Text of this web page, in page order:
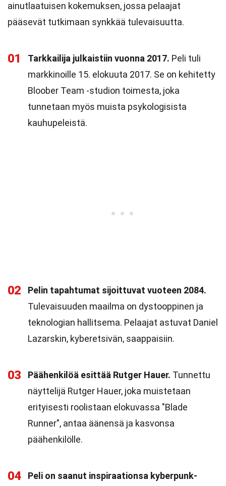
ainutlaatuisen kokemuksen, jossa pelaajat
pääsevät tutkimaan synkkää tulevaisuutta.
01 Tarkkailija julkaistiin vuonna 2017. Peli tuli
markkinoille 15. elokuuta 2017. Se on kehitetty
Bloober Team -studion toimesta, joka
tunnetaan myös muista psykologisista
kauhupeleistä.
02
Pelin tapahtumat sijoittuvat vuoteen 2084.
Tulevaisuuden maailma on dystooppinen ja
teknologian hallitsema. Pelaajat astuvat Daniel
Lazarskin, kyberetsivän, saappaisiin.
03 Päähenkilöä esittää Rutger Hauer. Tunnettu
näyttelijä Rutger Hauer, joka muistetaan
erityisesti roolistaan elokuvassa "Blade
Runner", antaa äänensä ja kasvonsa
päähenkilölle.
04
Peli on saanut inspiraationsa kyberpunk-